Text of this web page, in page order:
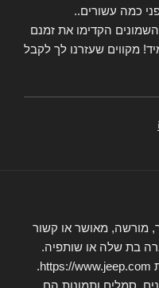
כמה עשורים..
הקדימו את זמנם
מקווים שעזרנו לך לקבל
מורשה, מאושר או קשור
בת שלה או שותפיה.
האתר הרשמי של ג'יפ נמצא בכתובת https://www.jeep.com.